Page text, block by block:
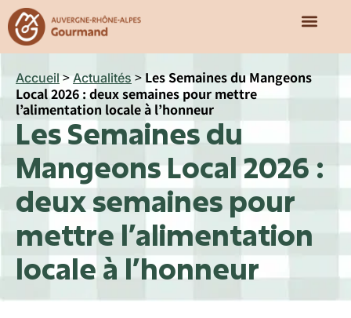
Accueil>Actualités > Les Semaines du Mangeons
Local 2026 : deux semaines pour mettre
l’alimentation locale à l’honneur
Les Semaines du
Mangeons Local 2026 :
deux semaines pour
mettre l’alimentation
locale à l’honneur